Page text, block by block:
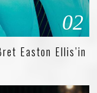
02
Easton Ellis’in